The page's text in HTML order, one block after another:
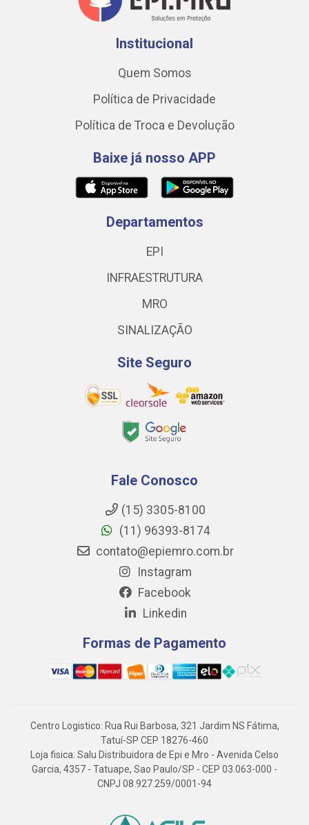
Institucional
Quem Somos
Política de Privacidade
Política de Troca e Devolução
Baixe já nosso APP
Departamentos
EPI
INFRAESTRUTURA
MRO
SINALIZAÇÃO
Site Seguro
Fale Conosco
(15) 3305-8100
(11) 96393-8174
contato@epiemro.com.br
Instagram
Facebook
Linkedin
Formas de Pagamento
Centro Logistico: Rua Rui Barbosa, 321 Jardim NS Fátima,
Tatuí-SP CEP 18276-460
Loja fisica: Salu Distribuidora de Epi e Mro - Avenida Celso
Garcia, 4357 - Tatuape, Sao Paulo/SP - CEP 03.063-000 -
CNPJ 08.927.259/0001-94